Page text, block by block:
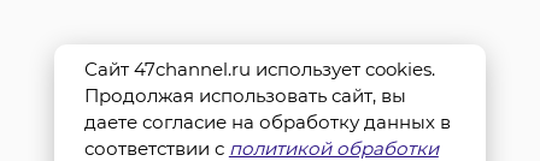
Сайт 47channel.ru использует cookies.
Продолжая использовать сайт, вы
даете согласие на обработку данных в
соответствии с политикой обработки